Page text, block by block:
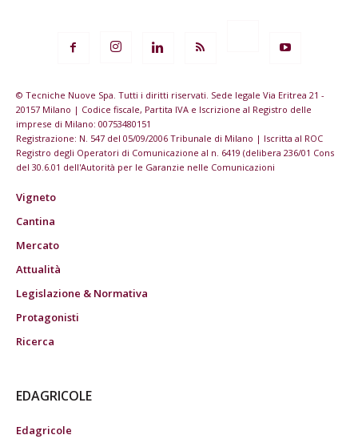
© Tecniche Nuove Spa. Tutti i diritti riservati. Sede legale Via Eritrea 21 -
20157 Milano | Codice fiscale, Partita IVA e Iscrizione al Registro delle
imprese di Milano: 00753480151
Registrazione: N. 547 del 05/09/2006 Tribunale di Milano | Iscritta al ROC
Registro degli Operatori di Comunicazione al n. 6419 (delibera 236/01 Cons
del 30.6.01 dell'Autorità per le Garanzie nelle Comunicazioni
Vigneto
Cantina
Mercato
Attualità
Legislazione & Normativa
Protagonisti
Ricerca
EDAGRICOLE
Edagricole